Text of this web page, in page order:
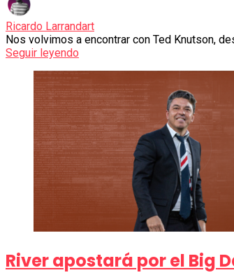
Ricardo Larrandart
Nos volvimos a encontrar con Ted Knutson,
Seguir leyendo
River apostará por el Big